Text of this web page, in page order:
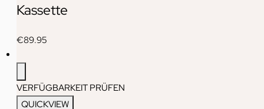
Kassette
€89.95
VERFÜGBARKEIT PRÜFEN
QUICKVIEW